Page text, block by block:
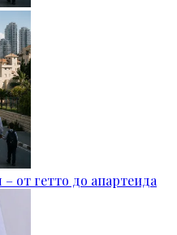
от гетто до апартеида